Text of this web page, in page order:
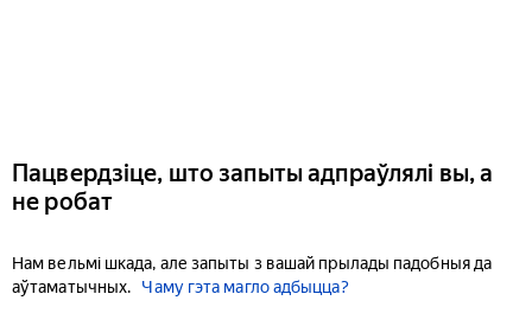
Пацвердзіце, што запыты адпраўлялі вы, а
не робат
Нам вельмі шкада, але запыты з вашай прылады падобныя да
аўтаматычных.
Чаму гэта магло адбыцца?